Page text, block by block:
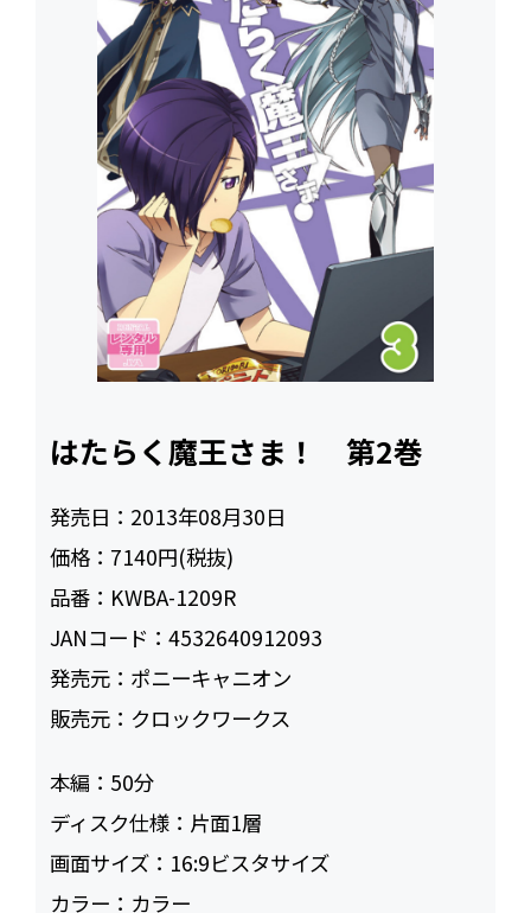
はたらく魔王さま！ 第2巻
発売日： 2013年08月30日
価格： 7140円(税抜)
品番： KWBA-1209R
JANコード：4532640912093
発売元： ポニーキャニオン
販売元： クロックワークス
本編： 50
ディスク仕様： 片面1層
画面サイズ： 16:9ビスタサイズ
カラー： カラー